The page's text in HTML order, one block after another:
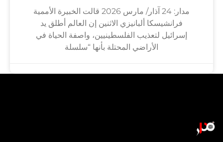
مدار: 24 آذار/ مارس 2026 قالت الخبيرة الأممية
فرانشيسكا ألبانيزي الاثنين إن العالم أطلق يد
إسرائيل لتعذيب الفلسطينيين، واصفة الحياة في
الأراضي المحتلة بأنها “سلسلة